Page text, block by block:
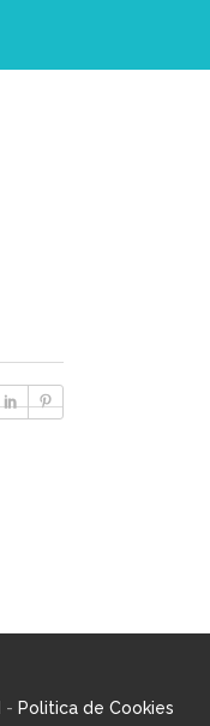
- Politica de Cookies